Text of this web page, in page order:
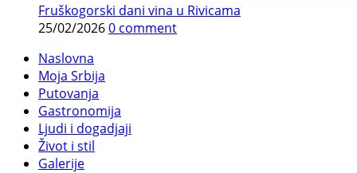
Fruškogorski dani vina u Rivicama
25/02/20260 comment
Naslovna
Moja Srbija
Putovanja
Gastronomija
Ljudi i dogadjaji
Život i stil
Galerije